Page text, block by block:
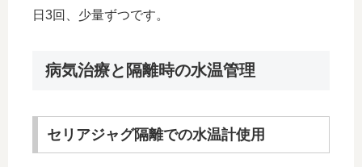
日3回、少量ずつです。
病気治療と隔離時の水温管理
セリアジャグ隔離での水温計使用